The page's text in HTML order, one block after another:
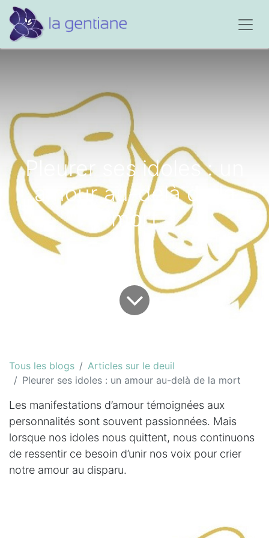
Pleurer ses idoles : un
amour au-delà de la
mort
Tous les blogs
Articles sur le deuil
Pleurer ses idoles : un amour au-delà de la mort
Les manifestations d’amour témoignées aux
personnalités sont souvent passionnées. Mais
lorsque nos idoles nous quittent, nous continuons
de ressentir ce besoin d’unir nos voix pour crier
notre amour au disparu.